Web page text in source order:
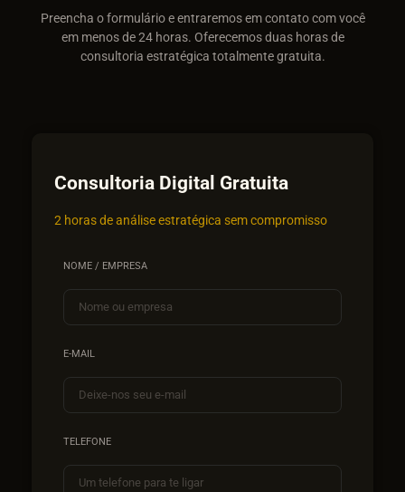
Preencha o formulário e entraremos em contato com você
em menos de 24 horas. Oferecemos duas horas de
consultoria estratégica totalmente gratuita.
Consultoria Digital Gratuita
2 horas de análise estratégica sem compromisso
NOME / EMPRESA
E-MAIL
TELEFONE